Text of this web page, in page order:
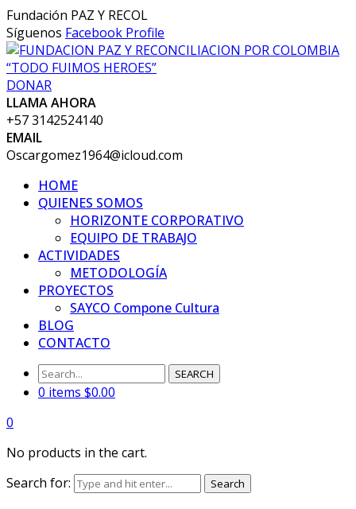
Fundación PAZ Y RECOL
Síguenos Facebook Profile
DONAR
LLAMA AHORA
+57 3142524140
EMAIL
Oscargomez1964@icloud.com
HOME
QUIENES SOMOS
HORIZONTE CORPORATIVO
EQUIPO DE TRABAJO
ACTIVIDADES
METODOLOGÍA
PROYECTOS
SAYCO Compone Cultura
BLOG
CONTACTO
SEARCH
0 items $0.00
0
No products in the cart.
Search for:
Search